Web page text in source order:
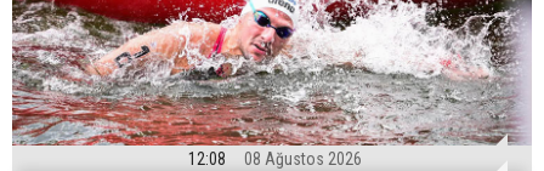
12:08 08 Ağustos 2026